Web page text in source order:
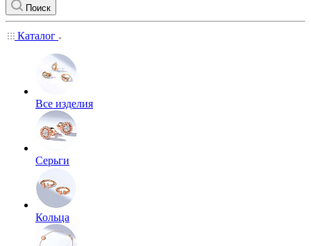
Поиск
Каталог
Все изделия
Серьги
Кольца